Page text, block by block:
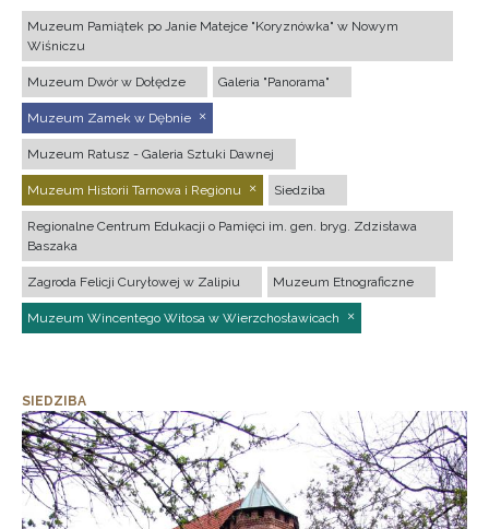
Muzeum Pamiątek po Janie Matejce "Koryznówka" w Nowym
Wiśniczu
Muzeum Dwór w Dołędze Galeria "Panorama"
Muzeum Zamek w Dębnie
Muzeum Ratusz - Galeria Sztuki Dawnej
Muzeum Historii Tarnowa i Regionu Siedziba
Regionalne Centrum Edukacji o Pamięci im. gen. bryg. Zdzisława
Baszaka
Zagroda Felicji Curyłowej w Zalipiu Muzeum Etnograficzne
Muzeum Wincentego Witosa w Wierzchosławicach
SIEDZIBA